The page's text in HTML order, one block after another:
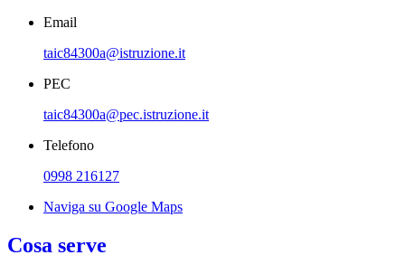
Email
taic84300a@istruzione.it
PEC
taic84300a@pec.istruzione.it
Telefono
0998 216127
Naviga su Google Maps
Cosa serve